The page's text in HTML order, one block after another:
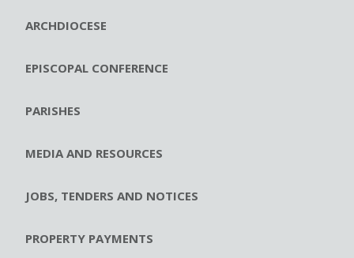
ARCHDIOCESE
EPISCOPAL CONFERENCE
PARISHES
MEDIA AND RESOURCES
JOBS, TENDERS AND NOTICES
PROPERTY PAYMENTS